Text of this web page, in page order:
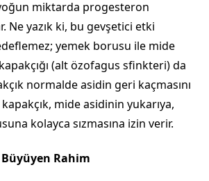
miktarda progesteron
Ne yazık ki, bu gevşetici etki
yemek borusu ile mide
(alt özofagus sfinkteri) da
normalde asidin geri kaçmasını
mide asidinin yukarıya,
kolayca sızmasına izin verir.
Büyüyen Rahim